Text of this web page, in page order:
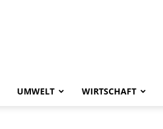
UMWELT WIRTSCHAFT